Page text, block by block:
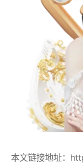
本文链接地址：